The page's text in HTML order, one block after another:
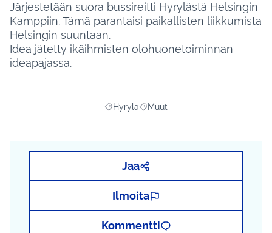
Järjestetään suora bussireitti Hyrylästä Helsingin
Kamppiin. Tämä parantaisi paikallisten liikkumista
Helsingin suuntaan.
Idea jätetty ikäihmisten olohuonetoiminnan
ideapajassa.
Rajaa tulokset aihepiirin mukaan: Hyrylä
Hyrylä Rajaa tulokset teeman mukaan:
Muut
Jaa
Ilmoita
Kommentti